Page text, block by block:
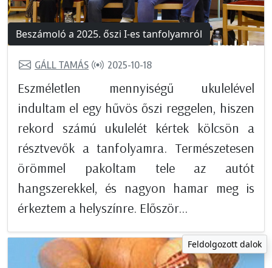
Beszámoló a 2025. őszi I-es tanfolyamról
GÁLL TAMÁS 2025-10-18
Eszméletlen mennyiségű ukulelével
indultam el egy hűvös őszi reggelen, hiszen
rekord számú ukulelét kértek kölcsön a
résztvevők a tanfolyamra. Természetesen
örömmel pakoltam tele az autót
hangszerekkel, és nagyon hamar meg is
érkeztem a helyszínre. Először...
Feldolgozott dalok